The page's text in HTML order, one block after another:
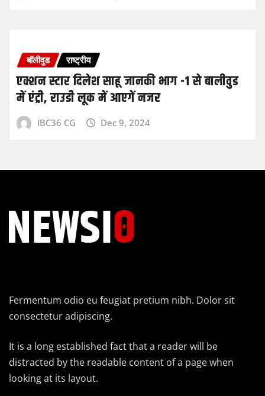
बॉलीवुड राष्ट्रीय
एक्शन स्टार दिलेश साहू जानकी भाग -1 से बालीवुड
में एंट्री, राउडी लूक में आएगें नजर
IBC36 CG Dec 9, 2024
Fermentum odio eu feugiat pretium nibh. Dolor sit
consectetur adipiscing.
It is a long established fact that a reader will be
distracted by the readable content of a page when
looking at its layout.